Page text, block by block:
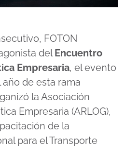
FOTON
delEncuentro
Empresaria, el evento
de esta rama
la Asociación
Empresaria (ARLOG),
de la
para el Transporte